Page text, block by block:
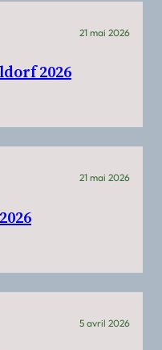
21 mai 2026
2026
21 mai 2026
5 avril 2026